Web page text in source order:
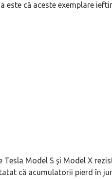
este că aceste exemplare
Tesla Model S și Model X
că acumulatorii pierd în